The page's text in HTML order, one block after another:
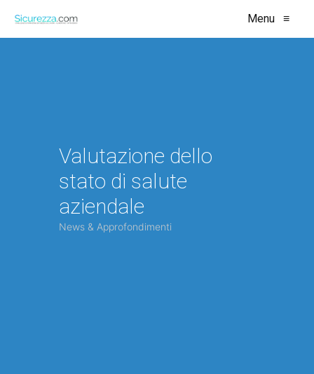
Menu ≡
Valutazione dello
stato di salute
aziendale
News & Approfondimenti